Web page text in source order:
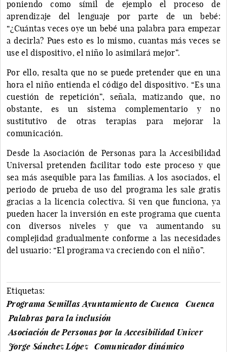
poniendo como símil de ejemplo el proceso de
aprendizaje del lenguaje por parte de un bebé:
“¿Cuántas veces oye un bebé una palabra para empezar
a decirla? Pues esto es lo mismo, cuantas más veces se
use el dispositivo, el niño lo asimilará mejor”.
Por ello, resalta que no se puede pretender que en una
hora el niño entienda el código del dispositivo. “Es una
cuestión de repetición”, señala, matizando que, no
obstante, es un sistema complementario y no
sustitutivo de otras terapias para mejorar la
comunicación.
Desde la Asociación de Personas para la Accesibilidad
Universal pretenden facilitar todo este proceso y que
sea más asequible para las familias. A los asociados, el
periodo de prueba de uso del programa les sale gratis
gracias a la licencia colectiva. Si ven que funciona, ya
pueden hacer la inversión en este programa que cuenta
con diversos niveles y que va aumentando su
complejidad gradualmente conforme a las necesidades
del usuario: “El programa va creciendo con el niño”.
Etiquetas:
Programa Semillas Ayuntamiento de Cuenca
Cuenca
Palabras para la inclusión
Asociación de Personas por la Accesibilidad Univer
Jorge Sánchez López
Comunicador dinámico